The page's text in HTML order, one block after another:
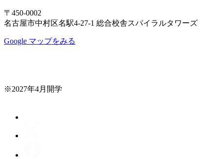
〒450-0002
名古屋市中村区名駅4-27-1 総合校舎スパイラルタワーズ
Google マップをみる
※2027年4月開学